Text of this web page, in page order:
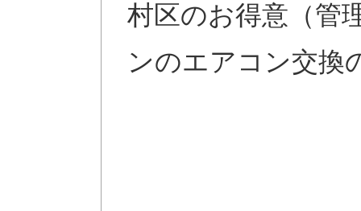
村区のお得意（管
ンのエアコン交換